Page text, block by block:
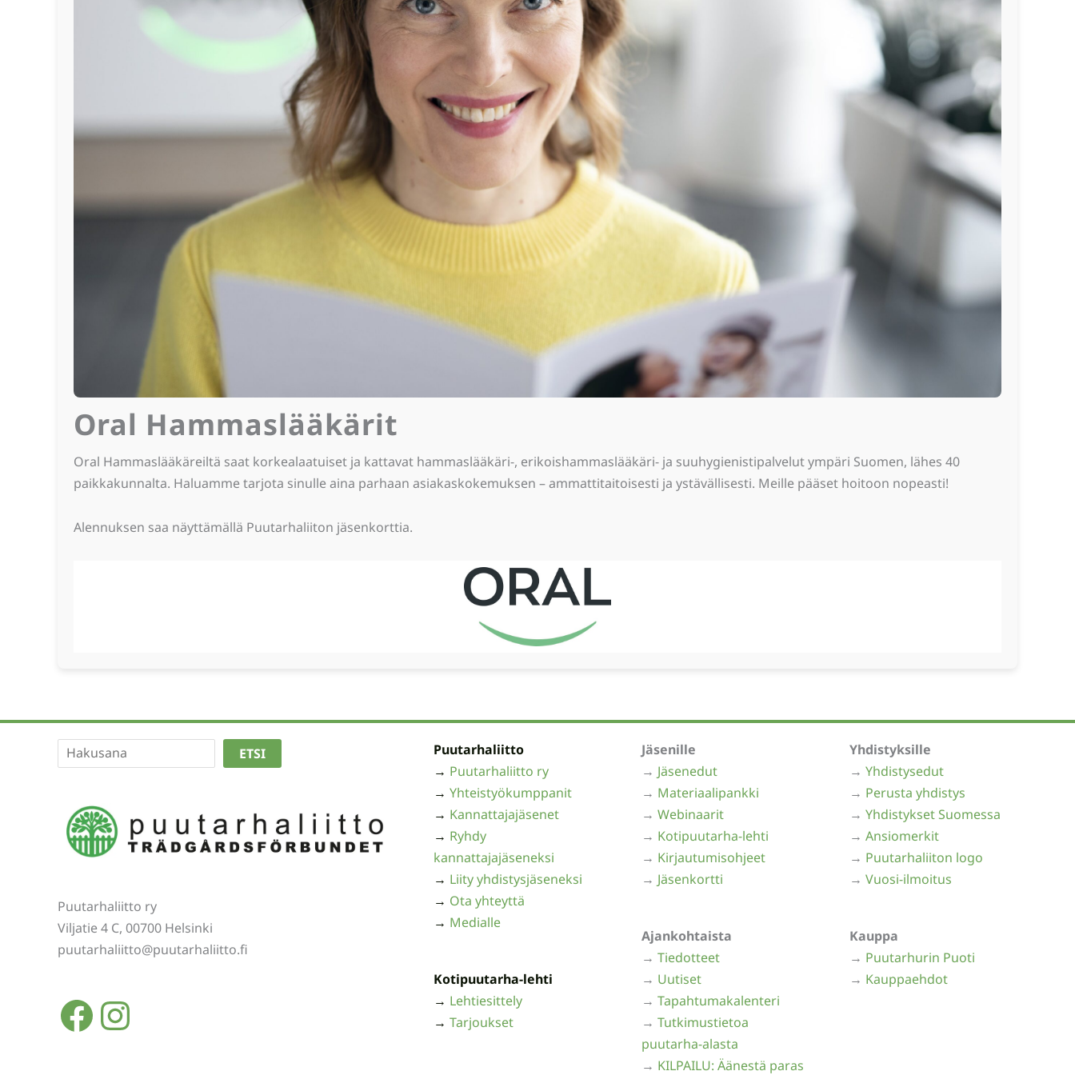
Oral Hammaslääkärit
Oral Hammaslääkäreiltä saat korkealaatuiset ja kattavat hammaslääkäri-, erikoishammaslääkäri- ja suuhygienistipalvelut ympäri Suomen, lähes 40
paikkakunnalta. Haluamme tarjota sinulle aina parhaan asiakaskokemuksen – ammattitaitoisesti ja ystävällisesti. Meille pääset hoitoon nopeasti!
Alennuksen saa näyttämällä Puutarhaliiton jäsenkorttia.
EtsiETSI
Puutarhaliitto ry
Viljatie 4 C, 00700 Helsinki
puutarhaliitto@puutarhaliitto.fi
Facebook
Instagram
Puutarhaliitto
→ Puutarhaliitto ry
→ Yhteistyökumppanit
→ Kannattajajäsenet
→ Ryhdy
kannattajajäseneksi
→ Liity yhdistysjäseneksi
→ Ota yhteyttä
→ Medialle
Kotipuutarha-lehti
→ Lehtiesittely
→ Tarjoukset
Jäsenille
→ Jäsenedut
→ Materiaalipankki
→ Webinaarit
→ Kotipuutarha-lehti
→ Kirjautumisohjeet
→ Jäsenkortti
Ajankohtaista
→ Tiedotteet
→ Uutiset
→ Tapahtumakalenteri
→ Tutkimustietoa
puutarha-alasta
→ KILPAILU: Äänestä paras
Yhdistyksille
→ Yhdistysedut
→ Perusta yhdistys
→ Yhdistykset Suomessa
→ Ansiomerkit
→ Puutarhaliiton logo
→ Vuosi-ilmoitus
Kauppa
→ Puutarhurin Puoti
→ Kauppaehdot